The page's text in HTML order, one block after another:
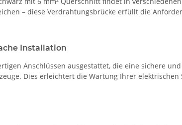
– diese Verdrahtungsbrücke erfüllt die
Installation
Anschlüssen ausgestattet, die eine sichere
Dies erleichtert die Wartung Ihrer